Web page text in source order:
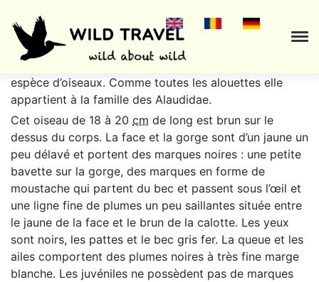
Alouette hausse-col Eremophila alpestris
espèce d’oiseaux. Comme toutes les alouettes elle
appartient à la famille des Alaudidae.
Cet oiseau de 18 à 20 cm de long est brun sur le
dessus du corps. La face et la gorge sont d’un jaune un
peu délavé et portent des marques noires : une petite
bavette sur la gorge, des marques en forme de
moustache qui partent du bec et passent sous l’œil et
une ligne fine de plumes un peu saillantes située entre
le jaune de la face et le brun de la calotte. Les yeux
sont noirs, les pattes et le bec gris fer. La queue et les
ailes comportent des plumes noires à très fine marge
blanche. Les juvéniles ne possèdent pas de marques